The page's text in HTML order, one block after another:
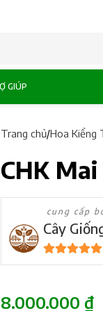
GIÚP
Trang chủ Hoa Kiểng
CHK
cung cấp
Cây
5trên 5
8.000.000 ₫